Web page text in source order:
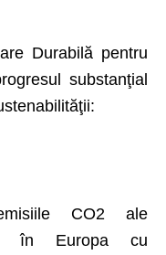
Durabilă pentru
substanţial
CO2 ale
în Europa cu